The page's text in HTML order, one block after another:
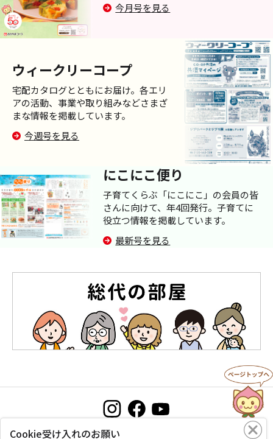
今月号を見る
ウィークリーコープ
宅配カタログとともにお届け。各エリ
アの活動、事業や取り組みなどさまざ
まな情報を掲載しています。
今週号を見る
にこにこ便り
子育てくらぶ「にこにこ」の会員の皆
さんに向けて、年4回発行。子育てに
役立つ情報を掲載しています。
最新号を見る
お問い合わせ プライバシーポリシー
Cookie受け入れのお願い